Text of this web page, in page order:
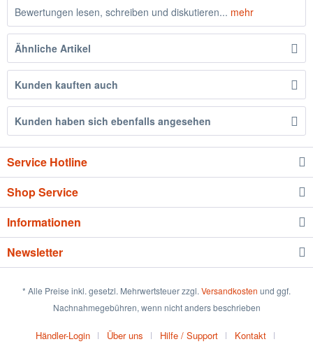
Bewertungen lesen, schreiben und diskutieren... mehr
Ähnliche Artikel
Kunden kauften auch
Kunden haben sich ebenfalls angesehen
Service Hotline
Shop Service
Informationen
Newsletter
* Alle Preise inkl. gesetzl. Mehrwertsteuer zzgl. Versandkosten und ggf.
Nachnahmegebühren, wenn nicht anders beschrieben
Händler-Login Über uns Hilfe / Support Kontakt